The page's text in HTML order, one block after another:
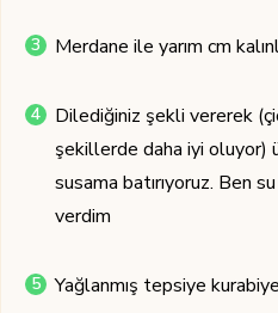
Merdane ile yarım cm
Dilediğiniz şekli vererek
şekillerde daha iyi oluyor)
susama batırıyoruz. Ben
verdim
Yağlanmış tepsiye